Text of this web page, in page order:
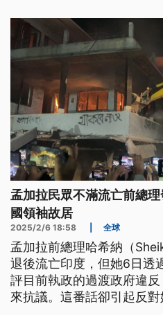
孟加拉民眾不滿流亡前總
國領袖故居
2025/2/6 18:58 全球
孟加拉前總理哈希納（
退後流亡印度，但她6日透
評目前執政的過渡政府違
來抗議。這番話卻引起反